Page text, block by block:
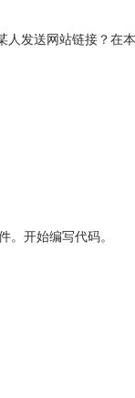
发送网站链接？在
开始编写代码。